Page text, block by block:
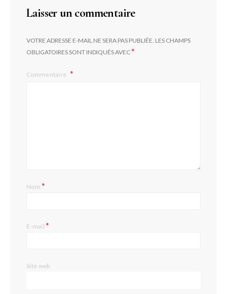
Laisser un commentaire
VOTRE ADRESSE E-MAIL NE SERA PAS PUBLIÉE. LES CHAMPS
OBLIGATOIRES SONT INDIQUÉS AVEC*
Commentaire
Nom*
E-mail*
Site web